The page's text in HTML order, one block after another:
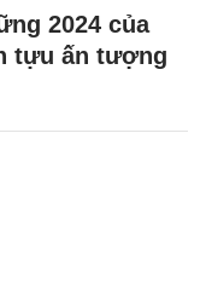
2024 của
tựu ấn tượng